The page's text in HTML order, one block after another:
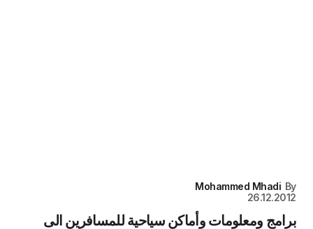
By
Mohammed Mhadi
26.12.2012
برامج ومعلومات وأماكن سياحية للمسافرين الى